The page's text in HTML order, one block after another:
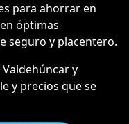
para ahorrar en
óptimas
seguro y placentero.
Valdehúncar y
y precios que se